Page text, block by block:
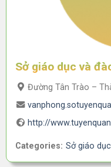
Sở giáo dục và
Đường Tân Trào –
http://
Categories: Sở giáo dục